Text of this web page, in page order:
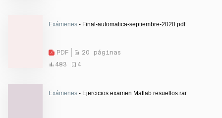
Exámenes - Final-automatica-septiembre-2020.pdf
PDF
20 páginas
483
4
Exámenes - Ejercicios examen Matlab resueltos.rar